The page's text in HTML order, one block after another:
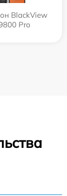
BlackView
Pro